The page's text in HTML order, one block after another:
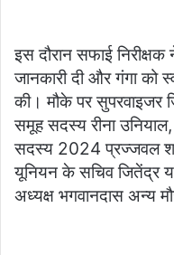
इस दौरान सफाई
जानकारी दी और गंगा को
की। मौके पर सुपरवाइजर
समूह सदस्य रीना
सदस्य 2024 प्रज्जवल
यूनियन के सचिव जितेंद्र
अध्यक्ष भगवानदास अन्य